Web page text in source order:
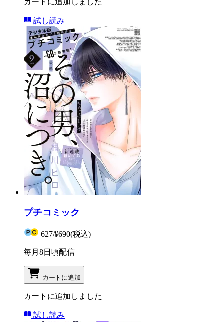
試し読み
プチコミック
627/¥690(税込)
毎月8日頃配信
カートに追加
カートに追加しました
試し読み